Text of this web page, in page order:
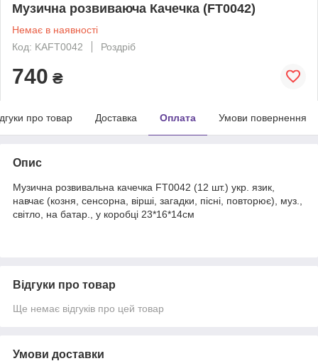
Музична розвиваюча Качечка (FT0042)
Немає в наявності
Код: KAFT0042
Роздріб
740 ₴
про товар Доставка Оплата Умови повернення
Опис
Музична розвивальна качечка FT0042 (12 шт.) укр. язик,
навчає (козня, сенсорна, вірші, загадки, пісні, повторює), муз.,
світло, на батар., у коробці 23*16*14см
Відгуки про товар
Ще немає відгуків про цей товар
Умови доставки